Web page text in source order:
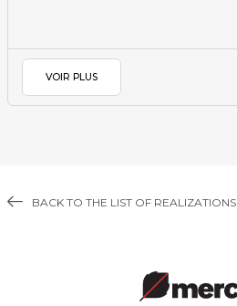
VOIR PLUS
BACK TO THE LIST OF REALIZATIONS